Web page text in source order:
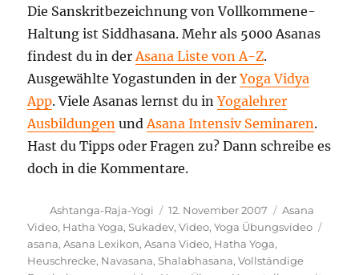
Die Sanskritbezeichnung von Vollkommene-
Haltung ist Siddhasana. Mehr als 5000 Asanas
findest du in der Asana Liste von A-Z.
Ausgewählte Yogastunden in derYoga Vidya
App. Viele Asanas lernst du inYogalehrer
Ausbildungen und Asana Intensiv Seminaren.
Hast du Tipps oder Fragen zu? Dann schreibe es
doch in die Kommentare.
Autor
Ashtanga-Raja-Yogi
Veröffentlicht
am
12. November 2007 Kategorien
Asana
Video, Hatha Yoga,Sukadev,Video,Yoga Übungsvideo
asana,Asana Lexikon,Asana Video, Hatha Yoga,
Heuschrecke, Navasana,Shalabhasana,Vollständige